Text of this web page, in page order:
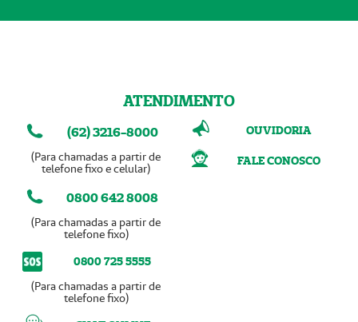
ATENDIMENTO
(62) 3216-8000
(Para chamadas a partir de
telefone fixo e celular)
0800 642 8008
(Para chamadas a partir de
telefone fixo)
0800 725 5555
(Para chamadas a partir de
telefone fixo)
OUVIDORIA
FALE CONOSCO